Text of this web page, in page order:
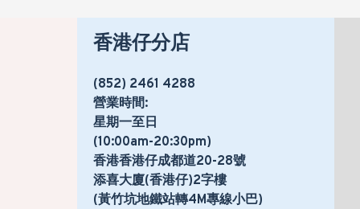
香港仔分店
(852) 2461 4288
營業時間:
星期一至日
(10:00am-20:30pm)
香港香港仔成都道20-28號
添喜大廈(香港仔)2字樓
(黃竹坑地鐵站轉4M專線小巴)